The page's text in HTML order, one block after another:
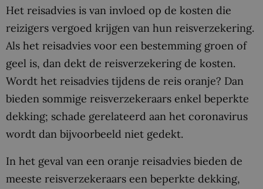
Het reisadvies is van invloed op de kosten die
reizigers vergoed krijgen van hun reisverzekering.
Als het reisadvies voor een bestemming groen of
geel is, dan dekt de reisverzekering de kosten.
Wordt het reisadvies tijdens de reis oranje? Dan
bieden sommige reisverzekeraars enkel beperkte
dekking; schade gerelateerd aan het coronavirus
wordt dan bijvoorbeeld niet gedekt.
In het geval van een oranje reisadvies bieden de
meeste reisverzekeraars een beperkte dekking,